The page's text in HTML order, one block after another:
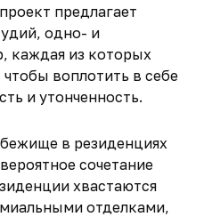
предлагает
одно- и
каждая из которых
воплотить в себе
и утонченность.
в резиденциях
сочетание
хвастаются
отделками,